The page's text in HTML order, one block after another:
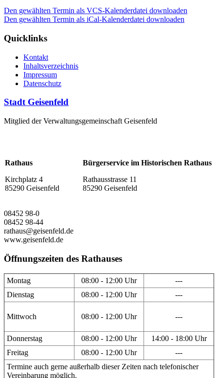
Den gewählten Termin als VCS-Kalenderdatei downloaden
Den gewählten Termin als iCal-Kalenderdatei downloaden
Quicklinks
Kontakt
Inhaltsverzeichnis
Impressum
Datenschutz
Stadt Geisenfeld
Mitglied der Verwaltungsgemeinschaft Geisenfeld
Rathaus
Kirchplatz 4
85290 Geisenfeld
Bürgerservice im Historischen Rathaus
Rathausstrasse 11
85290 Geisenfeld
08452 98-0
08452 98-44
rathaus@geisenfeld.de
www.geisenfeld.de
Öffnungszeiten des Rathauses
Montag 08:00 - 12:00 Uhr
---
Dienstag
08:00 - 12:00 Uhr ---
Mittwoch 08:00 - 12:00 Uhr ---
Donnerstag 08:00 - 12:00 Uhr
14:00 - 18:00 Uhr
Freitag
08:00 - 12:00 Uhr
---
Termine auch gerne außerhalb dieser Zeiten nach telefonischer
Vereinbarung möglich.